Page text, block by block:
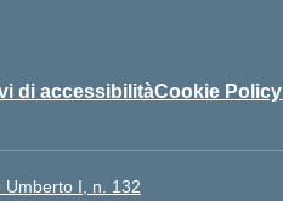
di accessibilitàCookie Policy
Umberto I, n. 132